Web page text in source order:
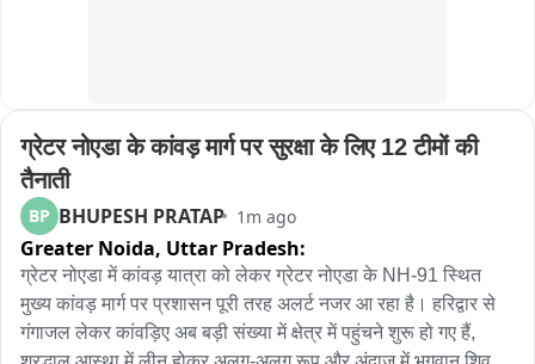
ग्रेटर नोएडा के कांवड़ मार्ग पर सुरक्षा के लिए 12 टीमों की
तैनाती
BP BHUPESH PRATAP 1m ago
Greater Noida, Uttar Pradesh:
ग्रेटर नोएडा में कांवड़ यात्रा को लेकर ग्रेटर नोएडा के NH-91 स्थित
मुख्य कांवड़ मार्ग पर प्रशासन पूरी तरह अलर्ट नजर आ रहा है। हरिद्वार से
गंगाजल लेकर कांवड़िए अब बड़ी संख्या में क्षेत्र में पहुंचने शुरू हो गए हैं,